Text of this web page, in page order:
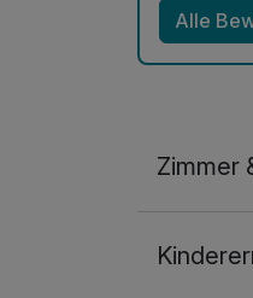
Alle
Zimmer
2 Erwachsene